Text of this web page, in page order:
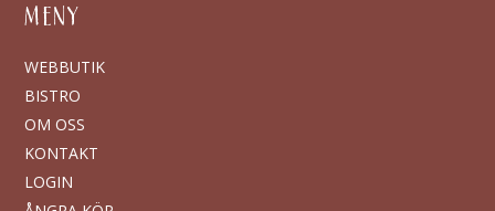
MENY
WEBBUTIK
BISTRO
OM OSS
KONTAKT
LOGIN